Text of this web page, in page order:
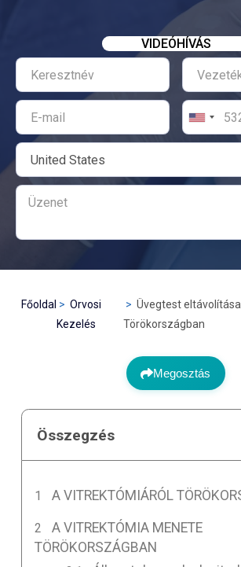
VIDEÓHÍVÁS
Főoldal
Orvosi
Kezelés
Üvegtest
Törökországban
Megosztás
Összegzés
A VITREKTÓMIÁRÓL
A VITREKTÓMIA MENETE
TÖRÖKORSZÁGBAN